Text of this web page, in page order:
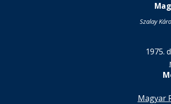
Szalay
1975.
Magyar